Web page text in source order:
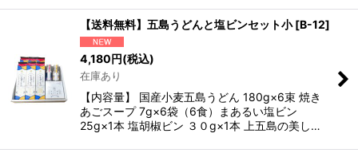
【送料無料】五島うどんと塩ビンセット小 [B-12]
4,180円(税込)
在庫あり
【内容量】 国産小麦五島うどん 180g×6束 焼き
あごスープ 7g×6袋（6食）まあるい塩ビン
25g×1本 塩胡椒ビン ３０g×1本 上五島の美し…